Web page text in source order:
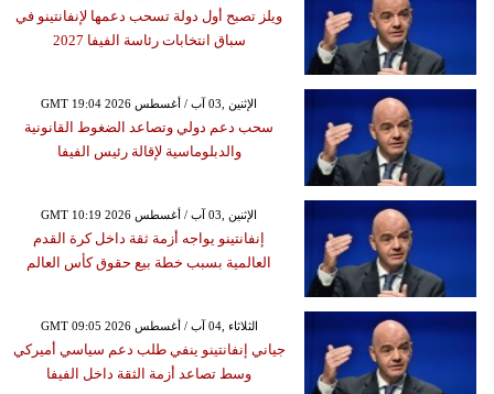
ويلز تصبح أول دولة تسحب دعمها لإنفانتينو في
سباق انتخابات رئاسة الفيفا 2027
GMT 19:04 2026 الإثنين ,03 آب / أغسطس
سحب دعم دولي وتصاعد الضغوط القانونية
والدبلوماسية لإقالة رئيس الفيفا
GMT 10:19 2026 الإثنين ,03 آب / أغسطس
إنفانتينو يواجه أزمة ثقة داخل كرة القدم
العالمية بسبب خطة بيع حقوق كأس العالم
GMT 09:05 2026 الثلاثاء ,04 آب / أغسطس
جياني إنفانتينو ينفي طلب دعم سياسي أميركي
وسط تصاعد أزمة الثقة داخل الفيفا